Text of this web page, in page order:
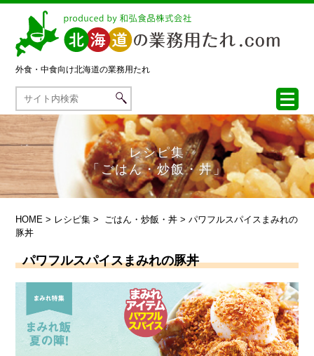
外食・中食向け北海道の業務用たれ
レシピ集
「ごはん・炒飯・丼」
HOME > レシピ集 > ごはん・炒飯・丼 > パワフルスパイスまみれの
豚丼
パワフルスパイスまみれの豚丼